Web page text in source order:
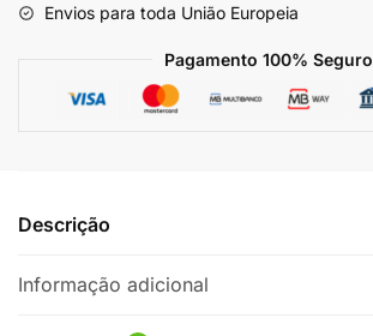
Envios para toda União Europeia
Pagamento 100% Seguro
Descrição
Informação adicional